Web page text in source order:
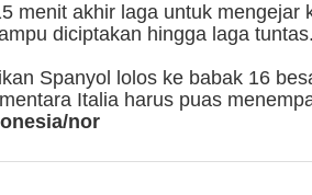
menit akhir laga untuk mengejar
diciptakan hingga laga tuntas.
Spanyol lolos ke babak 16
Italia harus puas
nor